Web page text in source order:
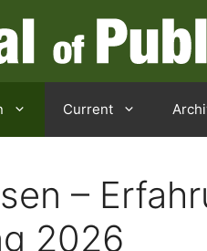
Current
–
2026